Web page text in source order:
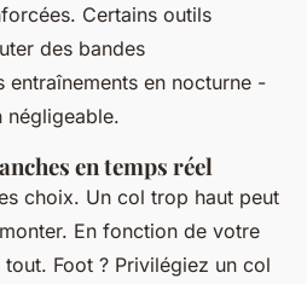
Certains outils
des bandes
entraînements en nocturne -
négligeable.
en temps réel
choix. Un col trop haut peut
En fonction de votre
Foot ? Privilégiez un col